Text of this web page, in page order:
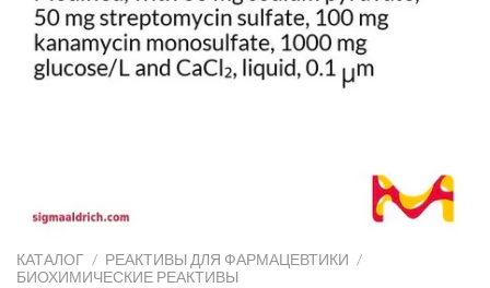
КАТАЛОГ / РЕАКТИВЫ ДЛЯ ФАРМАЦЕВТИКИ /
БИОХИМИЧЕСКИЕ РЕАКТИВЫ